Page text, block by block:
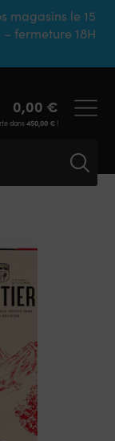
magasins le 15
fermeture 18H
0,00 €
dans450,00 €!